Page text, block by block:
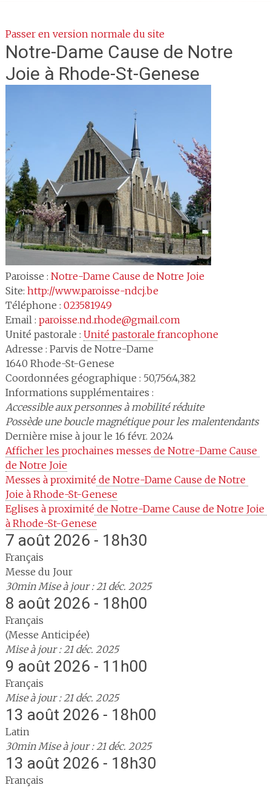
Passer en version normale du site
Notre-Dame Cause de Notre
Joie à Rhode-St-Genese
Paroisse : Notre-Dame Cause de Notre Joie
Site: http://www.paroisse-ndcj.be
Téléphone : 023581949
Email : paroisse.nd.rhode@gmail.com
Unité pastorale : Unité pastorale francophone
Adresse : Parvis de Notre-Dame
1640 Rhode-St-Genese
Coordonnées géographique : 50,756:4,382
Informations supplémentaires :
Accessible aux personnes à mobilité réduite
Possède une boucle magnétique pour les malentendants
Dernière mise à jour le 16 févr. 2024
Afficher les prochaines messes de Notre-Dame Cause
de Notre Joie
Messes à proximité de Notre-Dame Cause de Notre
Joie à Rhode-St-Genese
Eglises à proximité de Notre-Dame Cause de Notre Joie
à Rhode-St-Genese
7 août 2026 - 18h30
Français
Messe du Jour
30min Mise à jour : 21 déc. 2025
8 août 2026 - 18h00
Français
(Messe Anticipée)
Mise à jour : 21 déc. 2025
9 août 2026 - 11h00
Français
Mise à jour : 21 déc. 2025
13 août 2026 - 18h00
Latin
30min Mise à jour : 21 déc. 2025
13 août 2026 - 18h30
Français